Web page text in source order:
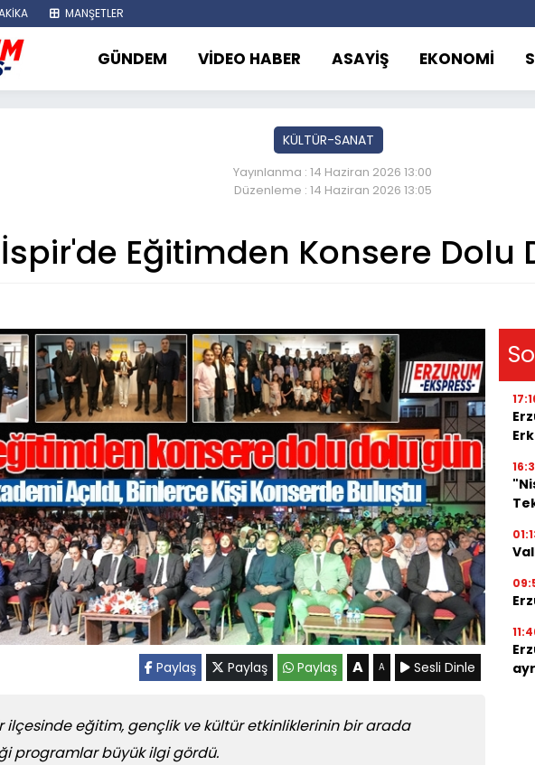
MANŞETLER
GÜNDEM VİDEO HABER ASAYİŞ EKONOMİ
KÜLTÜR-SANAT
Yayınlanma : 14 Haziran 2026 13:00
Düzenleme : 14 Haziran 2026 13:05
İspir'de Eğitimden Konsere Dolu
Paylaş Paylaş Paylaş A A Sesli Dinle
ilçesinde eğitim, gençlik ve kültür etkinliklerinin bir arada
programlar büyük ilgi gördü.